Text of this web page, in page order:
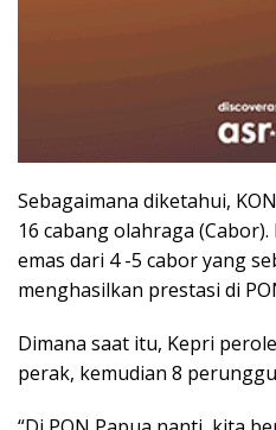
Sebagaimana diketahui,
16 cabang olahraga
emas dari 4 -5 cabor yang
menghasilkan prestasi di
Dimana saat itu, Kepri
perak, kemudian 8